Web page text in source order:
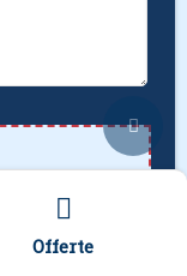
via
Offerte